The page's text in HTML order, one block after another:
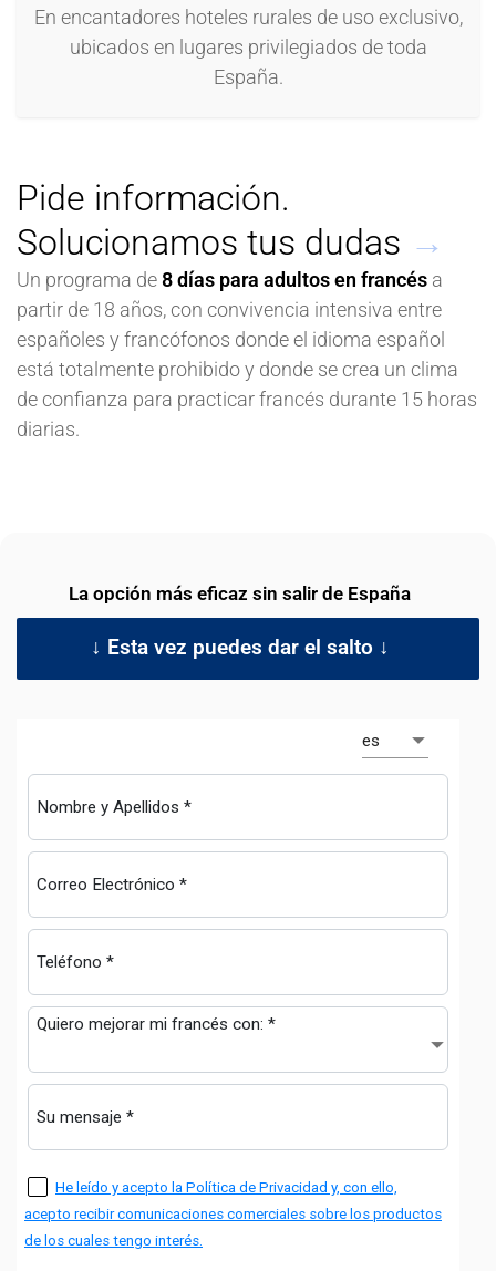
En encantadores hoteles rurales de uso exclusivo,
ubicados en lugares privilegiados de toda
España.
Pide información.
Solucionamos tus dudas →
Un programa de8 días para adultos en francés a
partir de 18 años, con convivencia intensiva entre
españoles y francófonos donde el idioma español
está totalmente prohibido y donde se crea un clima
de confianza para practicar francés durante 15 horas
diarias.
La opción más eficaz sin salir de España
↓ Esta vez puedes dar el salto ↓